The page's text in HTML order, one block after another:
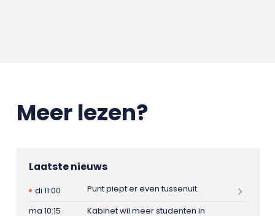
Meer lezen?
Laatste nieuws
di 11:00
Punt piept er even tussenuit
ma 10:15
Kabinet wil meer studenten in